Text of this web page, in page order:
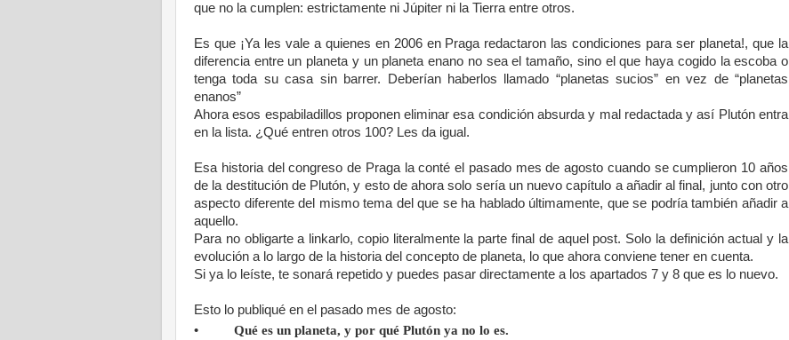
que no la cumplen: estrictamente ni Júpiter ni la Tierra entre otros.
Es que ¡Ya les vale a quienes en 2006 en Praga redactaron las condiciones para ser planeta!, que la
diferencia entre un planeta y un planeta enano no sea el tamaño, sino el que haya cogido la escoba o
tenga toda su casa sin barrer. Deberían haberlos llamado “planetas sucios” en vez de “planetas
enanos”
Ahora esos espabiladillos proponen eliminar esa condición absurda y mal redactada y así Plutón entra
en la lista. ¿Qué entren otros 100? Les da igual.
Esa historia del congreso de Praga la conté el pasado mes de agosto cuando se cumplieron 10 años
de la destitución de Plutón, y esto de ahora solo sería un nuevo capítulo a añadir al final, junto con otro
aspecto diferente del mismo tema del que se ha hablado últimamente, que se podría también añadir a
aquello.
Para no obligarte a linkarlo, copio literalmente la parte final de aquel post. Solo la definición actual y la
evolución a lo largo de la historia del concepto de planeta, lo que ahora conviene tener en cuenta.
Si ya lo leíste, te sonará repetido y puedes pasar directamente a los apartados 7 y 8 que es lo nuevo.
Esto lo publiqué en el pasado mes de agosto:
• Qué es un planeta, y por qué Plutón ya no lo es.